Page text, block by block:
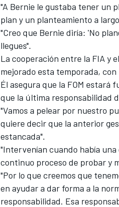
"A Bernie le gustaba tener un
plan y un planteamiento a
"Creo que Bernie diría: 'No
llegues".
La cooperación entre la FIA y
mejorado esta temporada,
Él asegura que la FOM estará
que la última responsabilidad
"Vamos a pelear por nuestro
quiere decir que la anterior
estancada".
"Intervenían cuando había
continuo proceso de probar y
"Por lo que creemos que
en ayudar a dar forma a la
responsabilidad. Esa